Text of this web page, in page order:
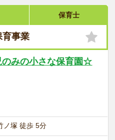
保育士
育事業
のみの小さな保育園☆
ノ塚 徒歩 5分